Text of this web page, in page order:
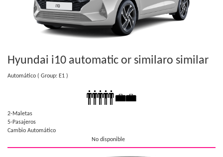
Hyundai i10 automatic or similaro similar
Automático ( Group: E1 )
2-Maletas
5-Pasajeros
Cambio Automático
No disponible